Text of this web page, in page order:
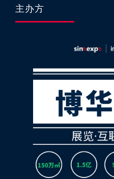
主办方